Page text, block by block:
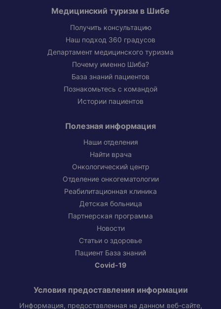
Медицинский туризм в Шибе
Получить консультацию
Наш подход 360 градусов
Департамент медицинского туризма
Почему именно Шиба?
База знаний пациентов
Познакомьтесь с командой
Истории пациентов
Полезная информация
Наши отделения
Найти врача
Онкологический центр
Отделение онкогематологии
Реабилитационная клиника
Детская больница
Партнерская программа
Новости
Статьи о здоровье
Пациент База знаний
Covid-19
Условия предоставления информации
Информация, предоставленная на данном веб-сайте,